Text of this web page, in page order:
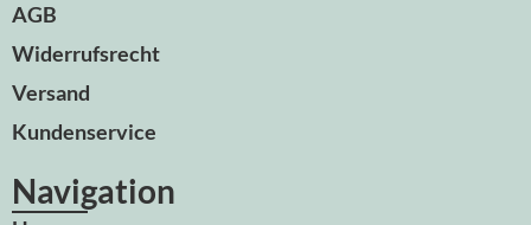
AGB
Widerrufsrecht
Versand
Kundenservice
Navigation